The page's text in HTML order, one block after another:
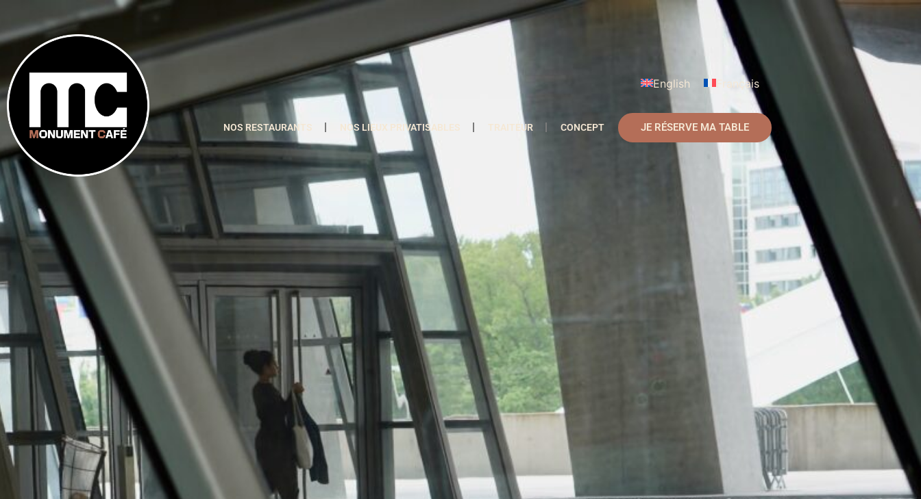
English Français
NOS RESTAURANTS NOS LIEUX PRIVATISABLES TRAITEUR CONCEPT JE RÉSERVE MA TABLE